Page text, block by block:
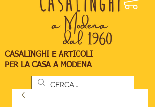
CASALINGHI E ARTICOLI
PER LA CASA A MODENA